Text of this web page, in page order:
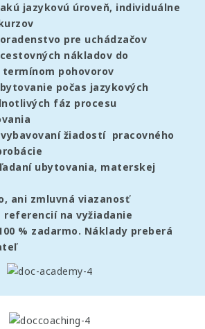
jazykovú úroveň, individuálne
pre uchádzačov
nákladov do
termínom pohovorov
počas jazykových
fáz procesu
žiadostí pracovného
ubytovania, materskej
ani zmluvná viazanosť
na vyžiadanie
% zadarmo. Náklady preberá